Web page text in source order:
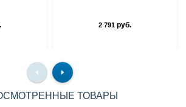
2 791 руб.
ТОВАРЫ